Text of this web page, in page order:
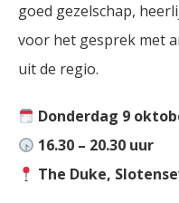
goed gezelschap,
voor het gesprek met
uit de regio.
Donderdag 9
16.30 – 20.30 uur
The Duke,